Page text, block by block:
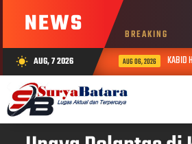
NEWS BREAKING
wb_sunny AUG, 7 2026 AUG 06, 2026 KABID